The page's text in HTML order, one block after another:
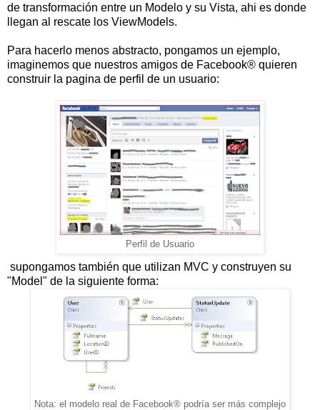
de transformación entre un Modelo y su Vista, ahi es donde
llegan al rescate los ViewModels.
Para hacerlo menos abstracto, pongamos un ejemplo,
imaginemos que nuestros amigos de Facebook® quieren
construir la pagina de perfil de un usuario:
Perfil de Usuario
supongamos también que utilizan MVC y construyen su
"Model" de la siguiente forma:
Nota: el modelo real de Facebook® podría ser más complejo